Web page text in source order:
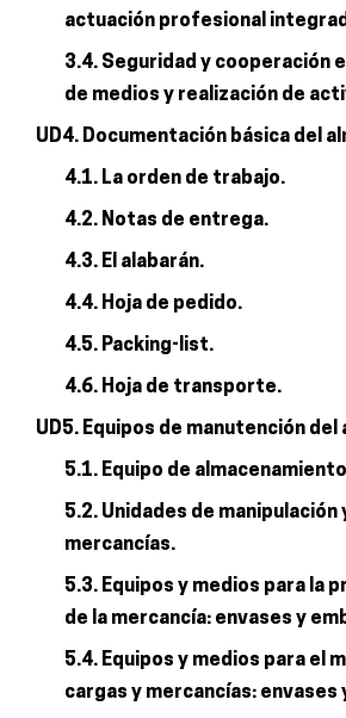
actuación profesional
3.4. Seguridad y cooperación
de medios y realización de
UD4. Documentación básica del
4.1. La orden de trabajo.
4.2. Notas de entrega.
4.3. El alabarán.
4.4. Hoja de pedido.
4.5. Packing-list.
4.6. Hoja de transporte.
UD5. Equipos de manutención del
5.1. Equipo de
5.2. Unidades de manipulación
mercancías.
5.3. Equipos y medios para la
de la mercancía: envases y
5.4. Equipos y medios para el
cargas y mercancías: envases